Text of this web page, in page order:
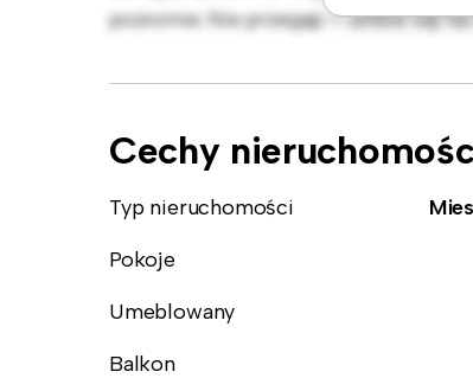
poziomie. Nie przegap – umów się
Cechy
Typ nieruchomości
Pokoje
Umeblowany
Balkon